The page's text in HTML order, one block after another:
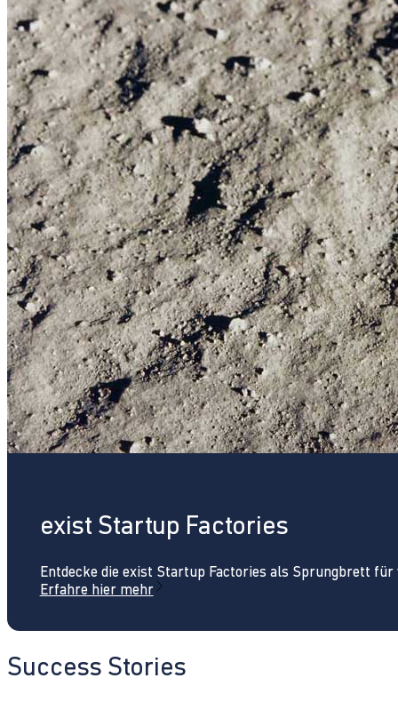
exist Startup Factories
Entdecke die exist Startup Factories als Sprungbrett
Erfahre hier mehr
Success Stories